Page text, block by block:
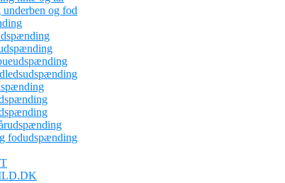
og fod
fodudspænding